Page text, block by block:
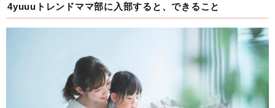
4yuuuトレンドママ部に入部すると、できること